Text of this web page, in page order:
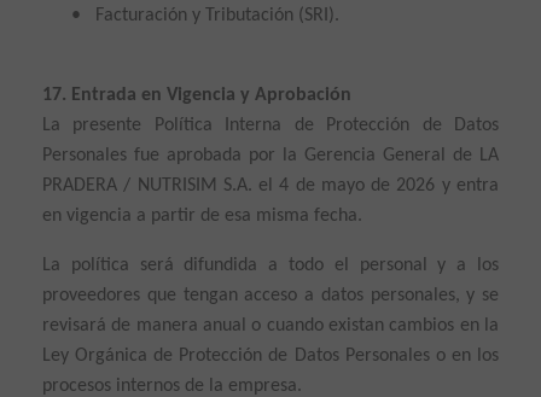
•
Facturación y Tributación (SRI).
17. Entrada en Vigencia y Aprobación
La presente Política Interna de Protección de Datos
Personales fue aprobada por la Gerencia General de LA
PRADERA / NUTRISIM S.A. el 4 de mayo de 2026 y entra
en vigencia a partir de esa misma fecha.
La política será difundida a todo el personal y a los
proveedores que tengan acceso a datos personales, y se
revisará de manera anual o cuando existan cambios en la
Ley Orgánica de Protección de Datos Personales o en los
procesos internos de la empresa.